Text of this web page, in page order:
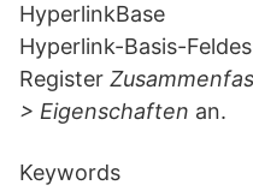
HyperlinkBase
Hyperlink-Basis-
Register
> Eigenschaften an.
Keywords